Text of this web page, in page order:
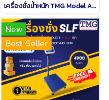
เครื่องชั่งน้ำหนัก TMG Model A12
New
Best Seller